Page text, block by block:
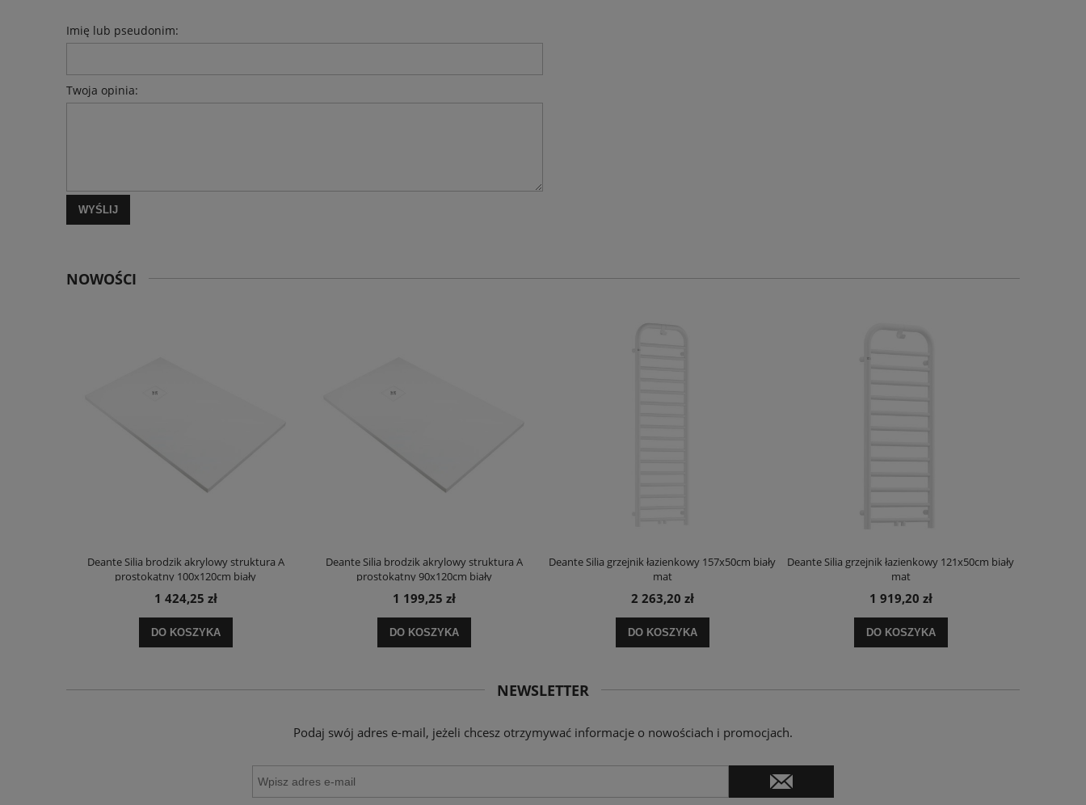
Imię lub pseudonim:
Twoja opinia:
WYŚLIJ
NOWOŚCI
Deante Silia brodzik akrylowy struktura A
prostokątny 100x120cm biały
1 424,25 zł
DO KOSZYKA
Deante Silia brodzik akrylowy struktura A
prostokątny 90x120cm biały
1 199,25 zł
DO KOSZYKA
Deante Silia grzejnik łazienkowy 157x50cm biały
mat
2 263,20 zł
DO KOSZYKA
Deante Silia grzejnik łazienkowy 121x50cm biały
mat
1 919,20 zł
DO KOSZYKA
NEWSLETTER
Podaj swój adres e-mail, jeżeli chcesz otrzymywać informacje o nowościach i promocjach.